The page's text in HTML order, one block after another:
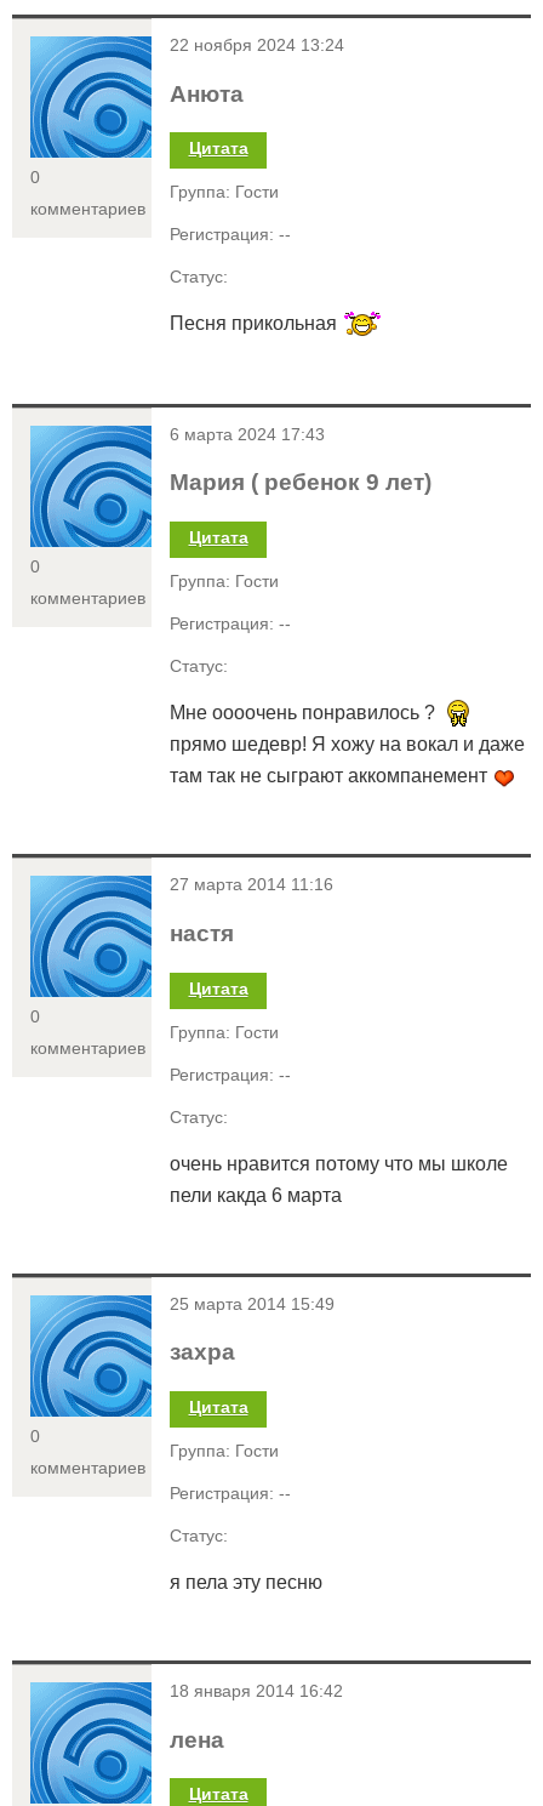
<
0
комментариев
22 ноября 2024 13:24
Анюта
Цитата
Группа: Гости
Регистрация: --
Статус:
Песня прикольная
<
0
комментариев
6 марта 2024 17:43
Мария ( ребенок 9 лет)
Цитата
Группа: Гости
Регистрация: --
Статус:
Мне оооочень понравилось ?
прямо шедевр! Я хожу на вокал и даже
там так не сыграют аккомпанемент
<
0
комментариев
27 марта 2014 11:16
настя
Цитата
Группа: Гости
Регистрация: --
Статус:
очень нравится потому что мы школе
пели какда 6 марта
<
0
комментариев
25 марта 2014 15:49
захра
Цитата
Группа: Гости
Регистрация: --
Статус:
я пела эту песню
< 18 января 2014 16:42
лена
Цитата